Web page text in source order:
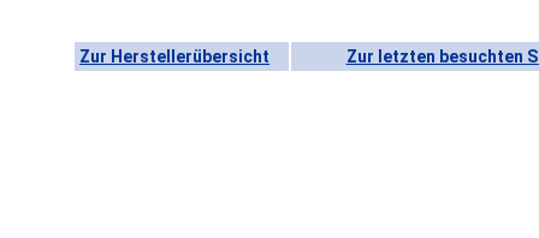
Zur Herstellerübersicht Zur letzten besuchten